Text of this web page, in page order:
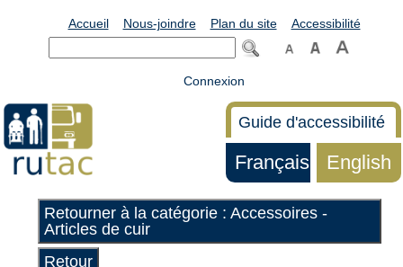
Accueil Nous-joindre Plan du site Accessibilité
Connexion
Guide d'accessibilité
Français English
Retourner à la catégorie : Accessoires -
Articles de cuir
Retour